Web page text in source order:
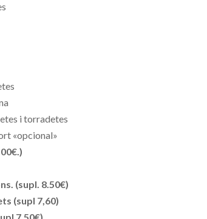
i torradetes
«opcional»
(supl. 8.50€)
(supl 7,60)